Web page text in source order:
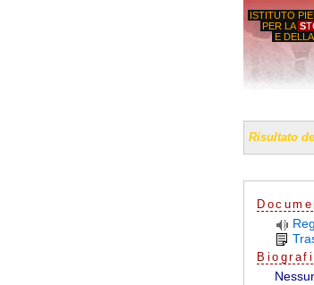
ISTITUTO
PER LA S
E DELLA
Risultato